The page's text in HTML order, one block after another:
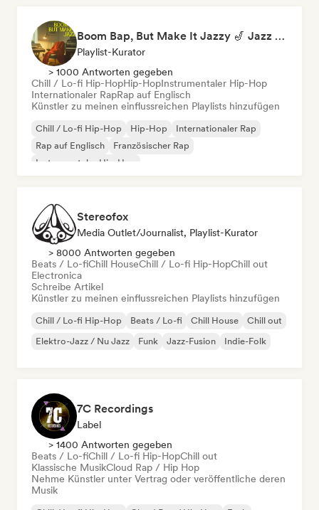
Boom Bap, But Make It Jazzy 🎷 Jazz Rap, Underground & Conscious Hip-Hop
Playlist-Kurator
> 1000 Antworten gegeben
Chill / Lo-fi Hip-HopHip-HopInstrumentaler Hip-Hop
Internationaler RapRap auf Englisch
Künstler zu meinen einflussreichen Playlists hinzufügen
Chill / Lo-fi Hip-Hop Hip-Hop
Internationaler Rap
Rap auf Englisch
Französischer Rap
Instrumentaler Hip-Hop
Stereofox
Media Outlet/Journalist, Playlist-Kurator
> 8000 Antworten gegeben
Beats / Lo-fiChill HouseChill / Lo-fi Hip-HopChill out
Electronica
Schreibe Artikel
Künstler zu meinen einflussreichen Playlists hinzufügen
Chill / Lo-fi Hip-Hop Beats / Lo-fi Chill House
Chill out
Elektro-Jazz / Nu Jazz
Funk Jazz-Fusion Indie-Folk
7C Recordings
Label
> 1400 Antworten gegeben
Beats / Lo-fiChill / Lo-fi Hip-HopChill out
Klassische MusikCloud Rap / Hip Hop
Nehme Künstler unter Vertrag oder veröffentliche deren
Musik